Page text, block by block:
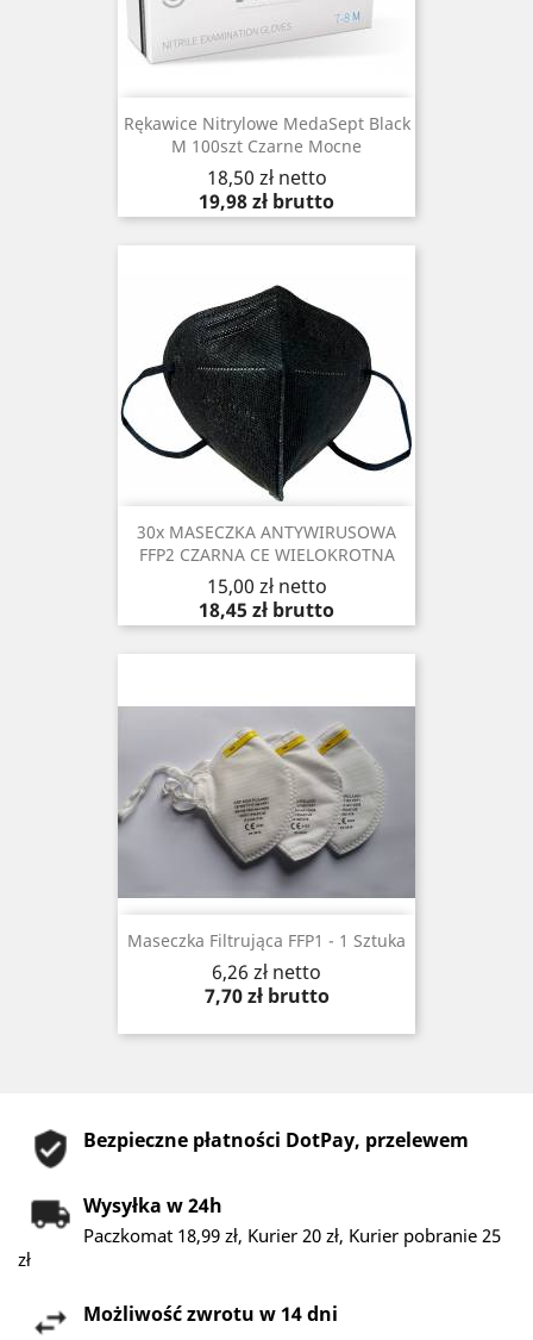
Rękawice Nitrylowe MedaSept Black
M 100szt Czarne Mocne
Cena
18,50 zł netto
19,98 zł brutto
30x MASECZKA ANTYWIRUSOWA
FFP2 CZARNA CE WIELOKROTNA
Cena
15,00 zł netto
18,45 zł brutto
Maseczka Filtrująca FFP1 - 1 Sztuka
Cena
6,26 zł netto
7,70 zł brutto
Bezpieczne płatności DotPay, przelewem
Wysyłka w 24h
Paczkomat 18,99 zł, Kurier 20 zł, Kurier pobranie 25
zł
Możliwość zwrotu w 14 dni